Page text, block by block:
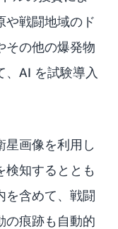
や戦闘地域のド
その他の爆発物
、AI を試験導入
星画像を利用し
検知するととも
を含めて、戦闘
の痕跡も自動的